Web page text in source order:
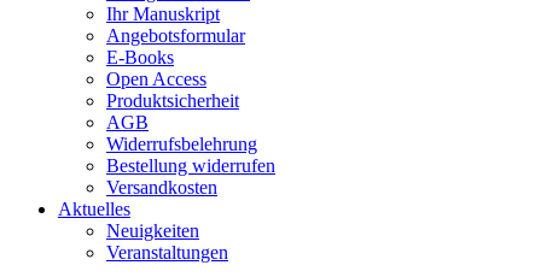
Ihr Manuskript
Angebotsformular
E-Books
Open Access
Produktsicherheit
AGB
Widerrufsbelehrung
Bestellung widerrufen
Versandkosten
Aktuelles
Neuigkeiten
Veranstaltungen